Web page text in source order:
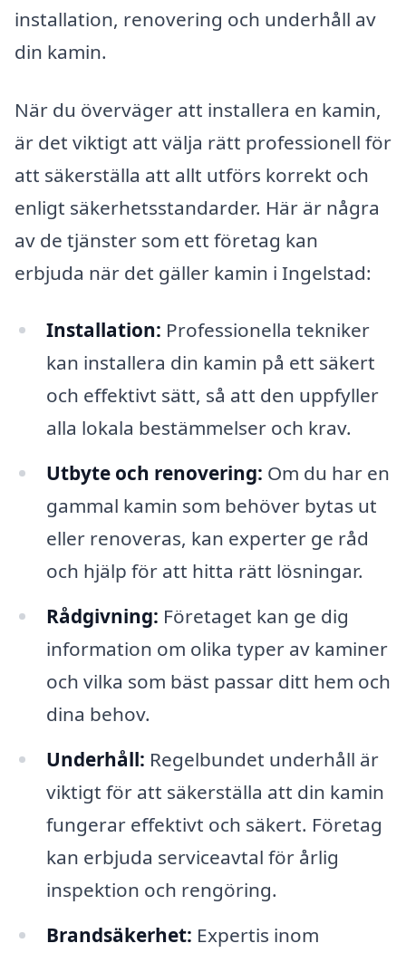
installation, renovering och underhåll av
din kamin.
När du överväger att installera en kamin,
är det viktigt att välja rätt professionell för
att säkerställa att allt utförs korrekt och
enligt säkerhetsstandarder. Här är några
av de tjänster som ett företag kan
erbjuda när det gäller kamin i Ingelstad:
Installation: Professionella tekniker
kan installera din kamin på ett säkert
och effektivt sätt, så att den uppfyller
alla lokala bestämmelser och krav.
Utbyte och renovering: Om du har en
gammal kamin som behöver bytas ut
eller renoveras, kan experter ge råd
och hjälp för att hitta rätt lösningar.
Rådgivning: Företaget kan ge dig
information om olika typer av kaminer
och vilka som bäst passar ditt hem och
dina behov.
Underhåll: Regelbundet underhåll är
viktigt för att säkerställa att din kamin
fungerar effektivt och säkert. Företag
kan erbjuda serviceavtal för årlig
inspektion och rengöring.
Brandsäkerhet: Expertis inom